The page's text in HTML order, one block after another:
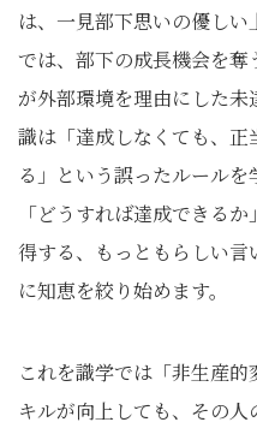
は、一見部下思いの優し
では、部下の成長機会を
が外部環境を理由にした
識は「達成しなくても、
る」という誤ったルール
「どうすれば達成できる
得する、もっともらしい
に知恵を絞り始めます。
これを識学では「非生産
キルが向上しても、その